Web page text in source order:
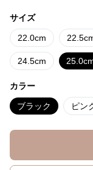
サイズ
22.0cm
24.5cm
カラー
ブラック ピン